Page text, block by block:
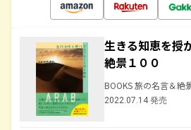
生きる知恵を授
絶景１００
BOOKS 旅の名言＆絶
2022.07.14 発売